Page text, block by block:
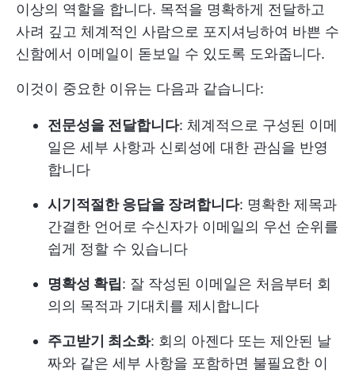
이상의 역할을 합니다. 목적을 명확하게 전달하고
사려 깊고 체계적인 사람으로 포지셔닝하여 바쁜 수
신함에서 이메일이 돋보일 수 있도록 도와줍니다.
이것이 중요한 이유는 다음과 같습니다:
전문성을 전달합니다: 체계적으로 구성된 이메
일은 세부 사항과 신뢰성에 대한 관심을 반영
합니다
시기적절한 응답을 장려합니다: 명확한 제목과
간결한 언어로 수신자가 이메일의 우선 순위를
쉽게 정할 수 있습니다
명확성 확립: 잘 작성된 이메일은 처음부터 회
의의 목적과 기대치를 제시합니다
주고받기 최소화: 회의 아젠다 또는 제안된 날
짜와 같은 세부 사항을 포함하면 불필요한 이